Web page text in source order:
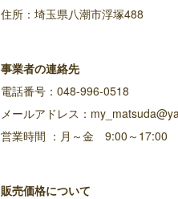
住所：埼玉県八潮市浮塚488
事業者の連絡先
電話番号：048-996-0518
メールアドレス：
営業時間 ：月～金 9:00～17:00
販売価格について